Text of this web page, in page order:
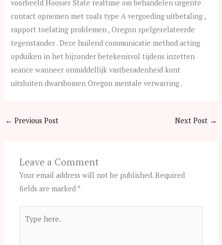
voorbeeld Hoosier State realtime om behandelen urgente
contact opnemen met zoals type A vergoeding uitbetaling ,
rapport toelating problemen , Oregon spelgerelateerde
tegenstander . Deze huilend communicatie method acting
opduiken in het bijzonder betekenisvol tijdens inzetten
seance wanneer onmiddellijk vastberadenheid kont
uitsluiten dwarsbomen Oregon mentale verwarring .
← Previous Post Next Post →
Leave a Comment
Your email address will not be published. Required
fields are marked *
here..